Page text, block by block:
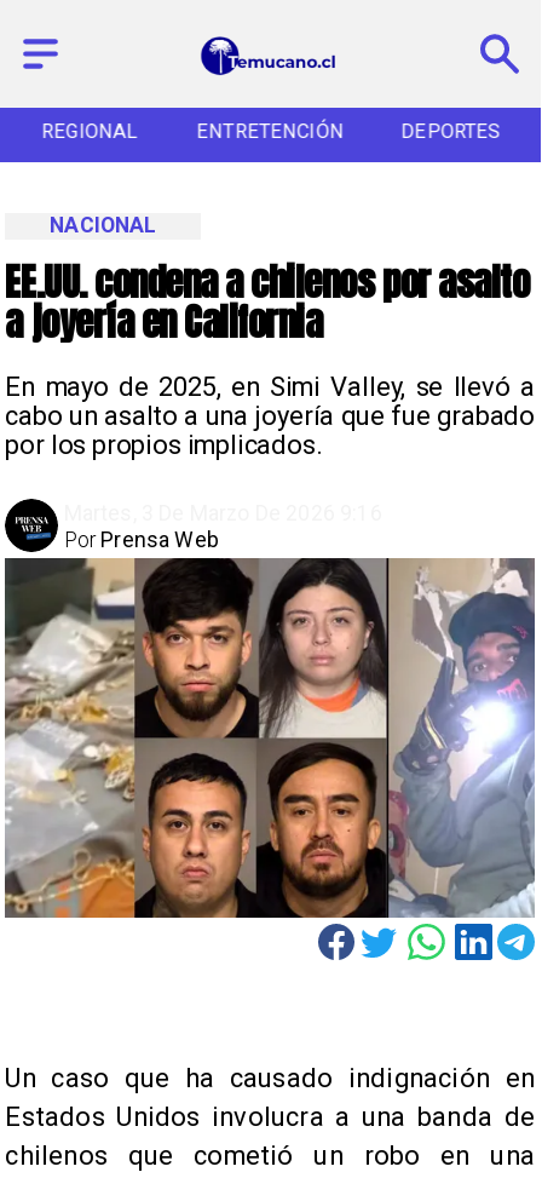
REGIONAL ENTRETENCIÓN DEPORTES
EE.UU. condena a chilenos por asalto
a joyería en California
En mayo de 2025, en Simi Valley, se llevó a
cabo un asalto a una joyería que fue grabado
por los propios implicados.
NACIONAL
Prensa Web
Por
Un caso que ha causado indignación en
Estados Unidos involucra a una banda de
chilenos que cometió un robo en una